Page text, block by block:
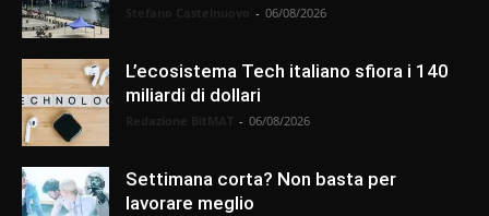
- 06/08/2026
L’ecosistema Tech italiano sfiora i 140
miliardi di dollari
- 06/08/2026
Settimana corta? Non basta per
lavorare meglio